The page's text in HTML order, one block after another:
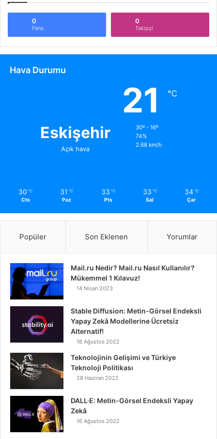
0
Fans
0
Takipçi
Hava Durumu
Eskişehir
Açık hava
21 ℃
30º - 16º
74%
2.68 km/h
30 ℃
Cts
31 ℃
Paz
33 ℃
Pts
33 ℃
Sal
34 ℃
Çar
Popüler Son Eklenen Yorumlar
Mail.ru Nedir? Mail.ru Nasıl Kullanılır?
Mükemmel 1 Kılavuz!
14 Nisan 2023
Stable Diffusion: Metin-Görsel Endeksli
Yapay Zekâ Modellerine Ücretsiz
Alternatif!
18 Ağustos 2022
Teknolojinin Gelişimi ve Türkiye
Teknoloji Politikası
28 Haziran 2022
DALL·E: Metin-Görsel Endeksli Yapay
Zekâ
16 Ağustos 2022